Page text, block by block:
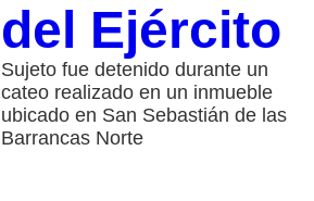
del Ejército
Sujeto fue detenido durante un
cateo realizado en un inmueble
ubicado en San Sebastián de las
Barrancas Norte